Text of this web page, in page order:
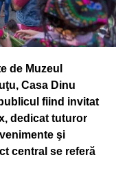
de Muzeul
Casa Dinu
fiind invitat
dedicat tuturor
şi
central se referă